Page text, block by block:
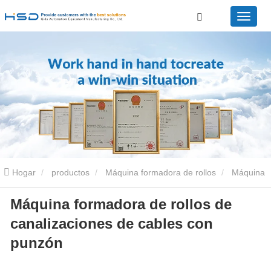
Hogar productos Máquina formadora de rollos Máquina
perfiladora de bandejas portacables Máquina formadora de
rollos de canalizaciones de cables con punzón
Máquina formadora de rollos de
canalizaciones de cables con
punzón